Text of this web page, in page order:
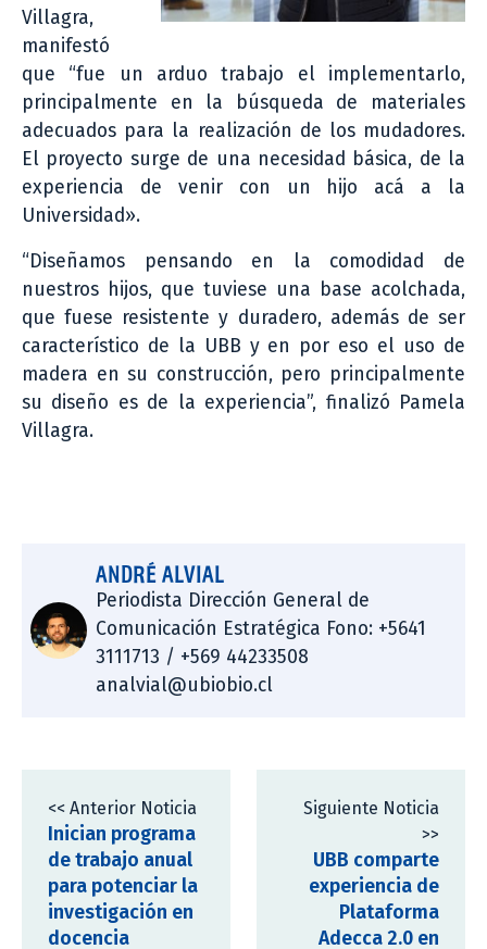
Villagra,
manifestó
que “fue un arduo trabajo el implementarlo,
principalmente en la búsqueda de materiales
adecuados para la realización de los mudadores.
El proyecto surge de una necesidad básica, de la
experiencia de venir con un hijo acá a la
Universidad».
“Diseñamos pensando en la comodidad de
nuestros hijos, que tuviese una base acolchada,
que fuese resistente y duradero, además de ser
característico de la UBB y en por eso el uso de
madera en su construcción, pero principalmente
su diseño es de la experiencia”, finalizó Pamela
Villagra.
ANDRÉ ALVIAL
Periodista Dirección General de
Comunicación Estratégica Fono: +5641
3111713 / +569 44233508
analvial@ubiobio.cl
<< Anterior Noticia
Inician programa
de trabajo anual
para potenciar la
investigación en
docencia
Siguiente Noticia
>>
UBB comparte
experiencia de
Plataforma
Adecca 2.0 en